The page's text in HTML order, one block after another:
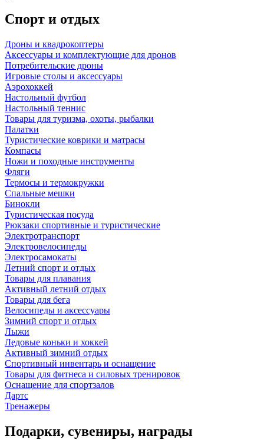
Спорт и отдых
Дроны и квадрокоптеры
Аксессуары и комплектующие для дронов
Потребительские дроны
Игровые столы и аксессуары
Аэрохоккей
Настольный футбол
Настольный теннис
Товары для туризма, охоты, рыбалки
Палатки
Туристические коврики и матрасы
Компасы
Ножи и походные инструменты
Фляги
Термосы и термокружки
Спальные мешки
Бинокли
Туристическая посуда
Рюкзаки спортивные и туристические
Электротранспорт
Электровелосипеды
Электросамокаты
Летний спорт и отдых
Товары для плавания
Активный летний отдых
Товары для бега
Велосипеды и аксессуары
Зимний спорт и отдых
Лыжи
Ледовые коньки и хоккей
Активный зимний отдых
Спортивный инвентарь и оснащение
Товары для фитнеса и силовых тренировок
Оснащение для спортзалов
Дартс
Тренажеры
Подарки, сувениры, награды